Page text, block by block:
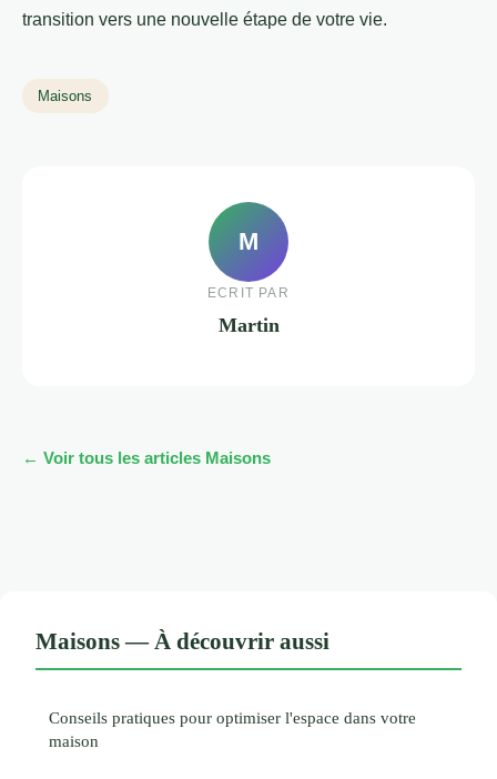
transition vers une nouvelle étape de votre vie.
Maisons
M
ECRIT PAR
Martin
← Voir tous les articles Maisons
Maisons — À découvrir aussi
Conseils pratiques pour optimiser l'espace dans votre
maison